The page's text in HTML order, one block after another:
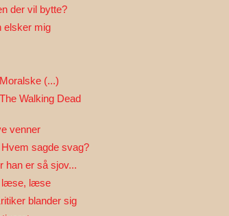
der vil bytte?
elsker mig
Moralske (...)
The Walking Dead
venner
Hvem sagde svag?
han er så sjov...
læse, læse
blander sig